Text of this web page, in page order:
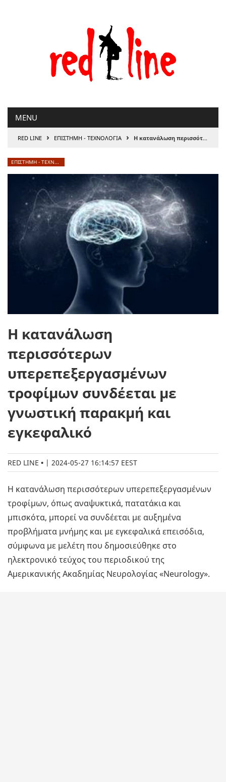
MENU
RED LINE › ΕΠΙΣΤΗΜΗ - ΤΕΧΝΟΛΟΓΙΑ › Η κατανάλωση περισσότερων υπερεπεξεργασμένων τροφίμων συνδέεται με γνωστική παρακμή και εγκεφαλικό
ΕΠΙΣΤΗΜΗ - ΤΕΧΝΟΛΟΓΙΑ
Η κατανάλωση
περισσότερων
υπερεπεξεργασμένων
τροφίμων συνδέεται με
γνωστική παρακμή και
εγκεφαλικό
RED LINE | 2024-05-27 16:14:57 EEST
Η κατανάλωση περισσότερων υπερεπεξεργασμένων
τροφίμων, όπως αναψυκτικά, πατατάκια και
μπισκότα, μπορεί να συνδέεται με αυξημένα
προβλήματα μνήμης και με εγκεφαλικά επεισόδια,
σύμφωνα με μελέτη που δημοσιεύθηκε στο
ηλεκτρονικό τεύχος του περιοδικού της
Αμερικανικής Ακαδημίας Νευρολογίας «Neurology».